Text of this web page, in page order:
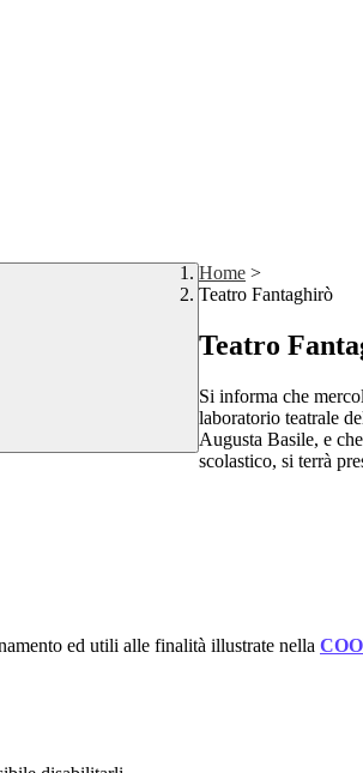
Home >
Teatro Fantaghirò
Teatro
Si informa che
laboratorio teatrale
Augusta Basile, e
scolastico, si terrà
ed utili alle finalità illustrate nella